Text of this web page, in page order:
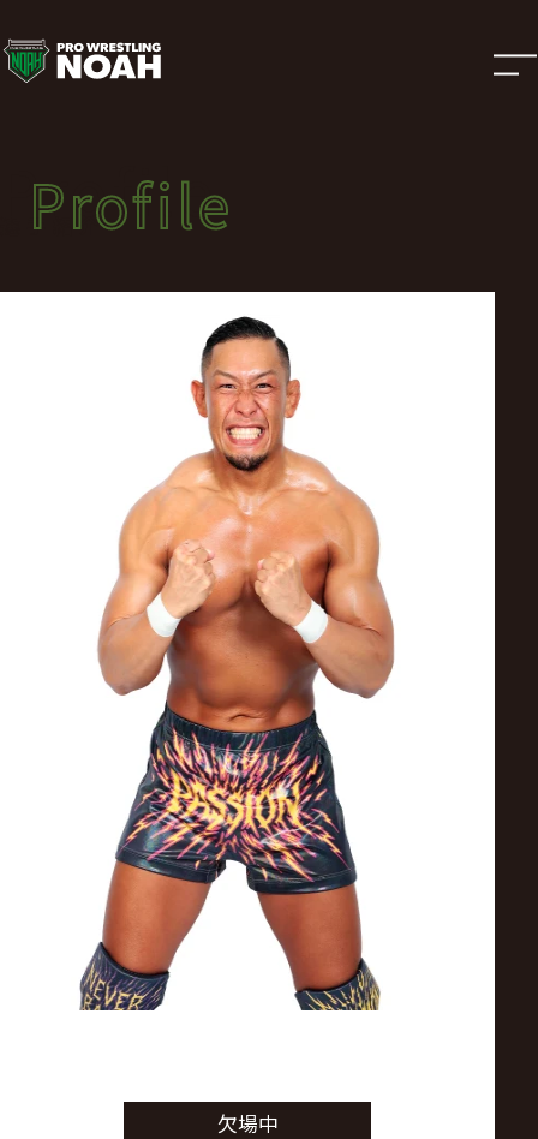
選
手
紹
介
|
Profile
選手紹介
Profile
欠場中